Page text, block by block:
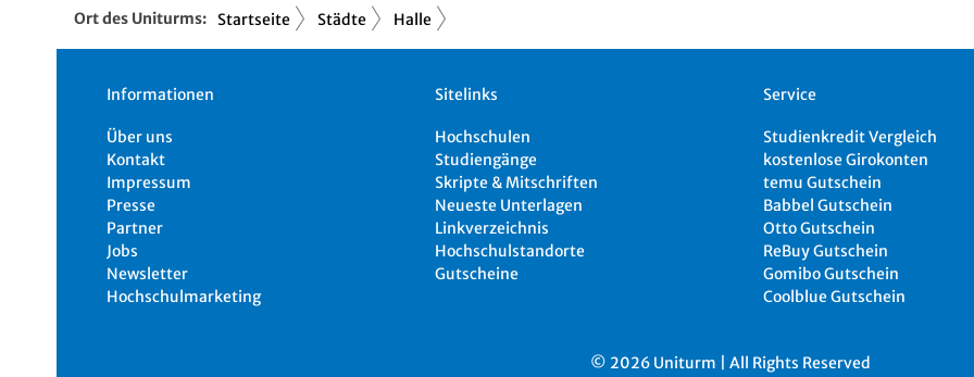
Ort des Uniturms: Startseite Städte Halle
Informationen
Über uns
Kontakt
Impressum
Presse
Partner
Jobs
Newsletter
Hochschulmarketing
Sitelinks
Hochschulen
Studiengänge
Skripte & Mitschriften
Neueste Unterlagen
Linkverzeichnis
Hochschulstandorte
Gutscheine
Service
Studienkredit Vergleich
kostenlose Girokonten
temu Gutschein
Babbel Gutschein
Otto Gutschein
ReBuy Gutschein
Gomibo Gutschein
Coolblue Gutschein
© 2026 Uniturm | All Rights Reserved